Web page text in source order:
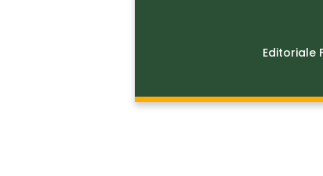
Editoriale